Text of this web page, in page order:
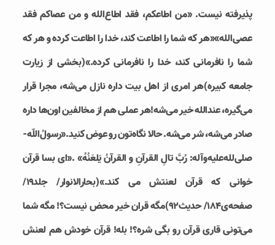
پذیرفته نیست. «من اطاعکم، فقد اطاع‌الله و من عصاکم فقد
عصی‌الله»«هر که شما را اطاعت کند، خدا را اطاعت کرده و هر که
شما را نافرمانی کند، خدا را نافرمانی کرده.»(بخشی از زیارت
جامعه‌ کبیره)هر امری از اهل بیت داره نازل می‌شه، مجرا قرار
می‌گیره، عندالله خیر می‌شه!هر عملی هم از مخالفین اون‌ها داره
صادر می‌شه، شر می‌شه. حالا نگاه‌تون رو عوض کنید.«رسولُ‌اللّه‌-
صلى‌لله‌عليه‌و‌آله: رُبَّ تالِ القرآنِ و القرآنُ يَلعَنُهُ» .«اى بسا قرآن
خوانى كه قرآن لعنتش مى كند.»(بحارالانوار/ جلد۱۹/
صفحه‌ی۱۸۴/ حدیث۹۲)مگه قران خیر محض نیست؟! مگه شما
می‌تونی قاری قرآن رو بگی شره؟! بله! قرآن خودش هم لعنش